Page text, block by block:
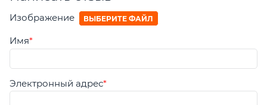
Изображение ВЫБЕРИТЕ ФАЙЛ
Имя
Электронный адрес